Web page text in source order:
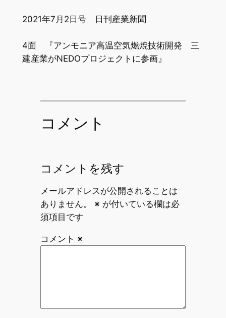
2021年7月2日号 日刊産業新聞
4面 『アンモニア高温空気燃焼技術開発 三
建産業がNEDOプロジェクトに参画』
コメント
コメントを残す
メールアドレスが公開されることは
ありません。
※ が付いている欄は必
須項目です
コメント ※